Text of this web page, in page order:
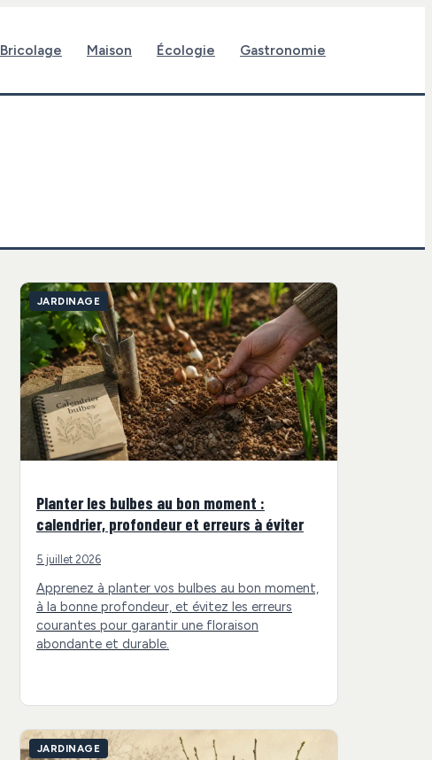
Bricolage Maison Écologie Gastronomie
JARDINAGE
Planter les bulbes au bon moment :
calendrier, profondeur et erreurs à éviter
5 juillet 2026
Apprenez à planter vos bulbes au bon moment,
à la bonne profondeur, et évitez les erreurs
courantes pour garantir une floraison
abondante et durable.
JARDINAGE